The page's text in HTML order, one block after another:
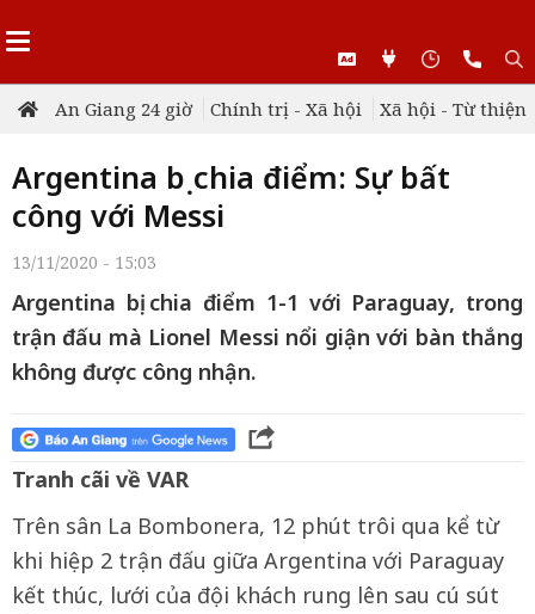
An Giang 24 giờ Chính trị - Xã hội Xã hội - Từ thiện
Argentina bị chia điểm: Sự bất
công với Messi
13/11/2020 - 15:03
Argentina bị chia điểm 1-1 với Paraguay, trong
trận đấu mà Lionel Messi nổi giận với bàn thắng
không được công nhận.
Tranh cãi về VAR
Trên sân La Bombonera, 12 phút trôi qua kể từ
khi hiệp 2 trận đấu giữa Argentina với Paraguay
kết thúc, lưới của đội khách rung lên sau cú sút